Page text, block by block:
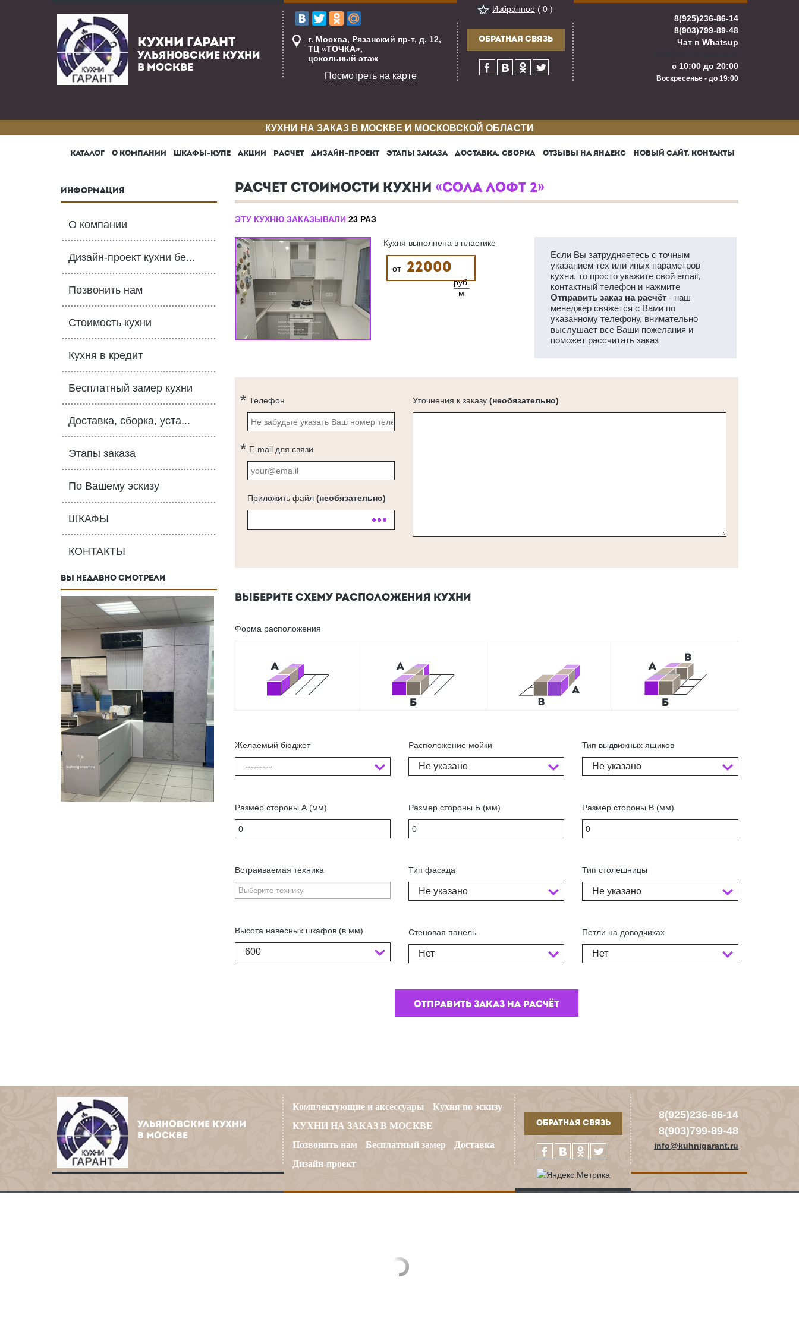
КУХНИ ГАРАНТ
УЛЬЯНОВСКИЕ КУХНИ
В МОСКВЕ
г. Москва, Рязанский пр-т, д. 12,
ТЦ «ТОЧКА»,
цокольный этаж
Посмотреть на карте
Избранное ( 0 )
ОБРАТНАЯ СВЯЗЬ
8(925)236-86-14
8(903)799-89-48
Чат в Whatsup
с 10:00 до 20:00
Воскресенье - до 19:00
КУХНИ НА ЗАКАЗ В МОСКВЕ И МОСКОВСКОЙ ОБЛАСТИ
КАТАЛОГ О КОМПАНИИ ШКАФЫ-КУПЕ АКЦИИ РАСЧЕТ ДИЗАЙН-ПРОЕКТ ЭТАПЫ ЗАКАЗА ДОСТАВКА, СБОРКА ОТЗЫВЫ НА ЯНДЕКС НОВЫЙ САЙТ, КОНТАКТЫ
ИНФОРМАЦИЯ
О компании
Дизайн-проект кухни бе...
Позвонить нам
Стоимость кухни
Кухня в кредит
Бесплатный замер кухни
Доставка, сборка, уста...
Этапы заказа
По Вашему эскизу
ШКАФЫ
КОНТАКТЫ
ВЫ НЕДАВНО СМОТРЕЛИ
РАСЧЕТ СТОИМОСТИ КУХНИ «СОЛА ЛОФТ 2»
ЭТУ КУХНЮ ЗАКАЗЫВАЛИ 23 РАЗ
Кухня выполнена в пластике
от 22000
руб.
м
Если Вы затрудняетесь с точным
указанием тех или иных параметров
кухни, то просто укажите свой email,
контактный телефон и нажмите
Отправить заказ на расчёт- наш
менеджер свяжется с Вами по
указанному телефону, внимательно
выслушает все Ваши пожелания и
поможет рассчитать заказ
Телефон
E-mail для связи
Приложить файл (необязательно)
Уточнения к заказу(необязательно)
ВЫБЕРИТЕ СХЕМУ РАСПОЛОЖЕНИЯ КУХНИ
Форма расположения
Желаемый бюджет
---------
Размер стороны А (мм)
Встраиваемая техника
Высота навесных шкафов (в мм)
600
Расположение мойки
Не указано
Размер стороны Б (мм)
Тип фасада
Не указано
Стеновая панель
Нет
Тип выдвижных ящиков
Не указано
Размер стороны В (мм)
Тип столешницы
Не указано
Петли на доводчиках
Нет
УЛЬЯНОВСКИЕ КУХНИ
В МОСКВЕ
Комплектующие и аксессуары
Кухня по эскизу
КУХНИ НА ЗАКАЗ В МОСКВЕ
Позвонить нам
Бесплатный замер
Доставка
Дизайн-проект
ОБРАТНАЯ СВЯЗЬ
8(925)236-86-14
8(903)799-89-48
info@kuhnigarant.ru